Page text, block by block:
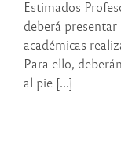
Estimados
deberá
académicas
Para ello,
al pie [...]